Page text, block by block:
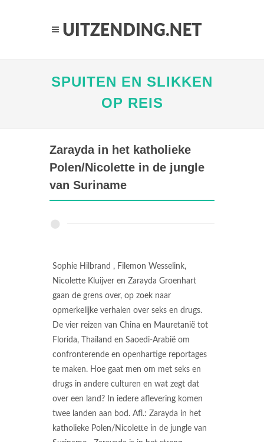
SPUITEN EN SLIKKEN
OP REIS
Zarayda in het katholieke
Polen/Nicolette in de jungle
van Suriname
Sophie Hilbrand , Filemon Wesselink,
Nicolette Kluijver en Zarayda Groenhart
gaan de grens over, op zoek naar
opmerkelijke verhalen over seks en drugs.
De vier reizen van China en Mauretanië tot
Florida, Thailand en Saoedi-Arabië om
confronterende en openhartige reportages
te maken. Hoe gaat men om met seks en
drugs in andere culturen en wat zegt dat
over een land? In iedere aflevering komen
twee landen aan bod. Afl.: Zarayda in het
katholieke Polen/Nicolette in de jungle van